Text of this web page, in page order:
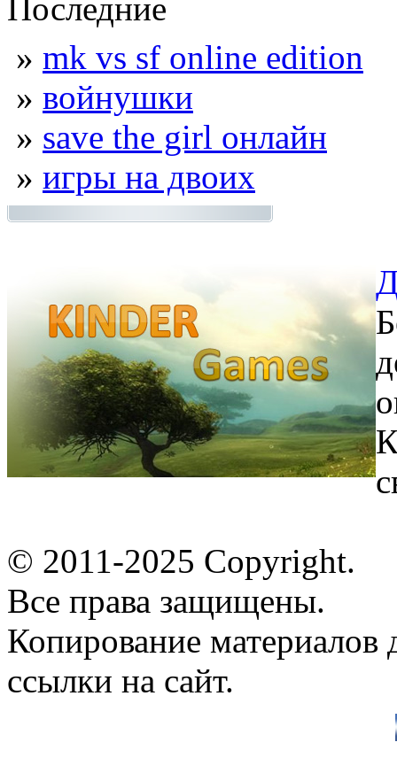
Последние
» mk vs sf online edition
» войнушки
» save the girl онлайн
» игры на двоих
© 2011-2025 Copyright.
Все права защищены.
Копирование материалов
ссылки на сайт.